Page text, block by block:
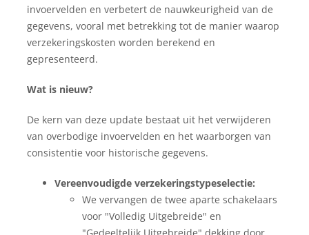
invoervelden en verbetert de nauwkeurigheid van de
gegevens, vooral met betrekking tot de manier waarop
verzekeringskosten worden berekend en
gepresenteerd.
Wat is nieuw?
De kern van deze update bestaat uit het verwijderen
van overbodige invoervelden en het waarborgen van
consistentie voor historische gegevens.
Vereenvoudigde verzekeringstypeselectie:
We vervangen de twee aparte schakelaars
voor "Volledig Uitgebreide" en